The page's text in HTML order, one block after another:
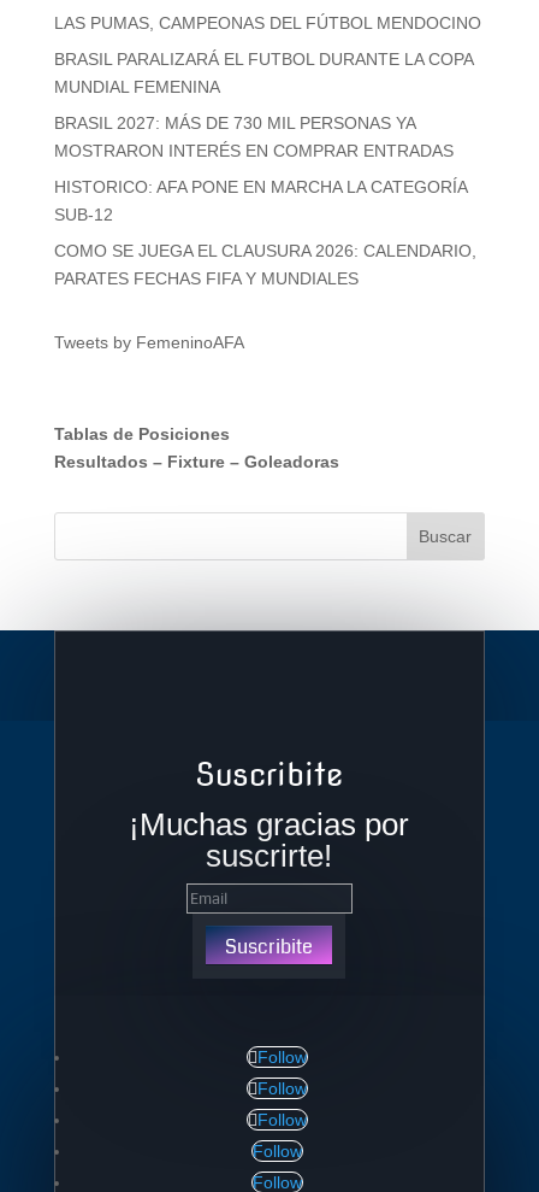
LAS PUMAS, CAMPEONAS DEL FÚTBOL MENDOCINO
BRASIL PARALIZARÁ EL FUTBOL DURANTE LA COPA
MUNDIAL FEMENINA
BRASIL 2027: MÁS DE 730 MIL PERSONAS YA
MOSTRARON INTERÉS EN COMPRAR ENTRADAS
HISTORICO: AFA PONE EN MARCHA LA CATEGORÍA
SUB-12
COMO SE JUEGA EL CLAUSURA 2026: CALENDARIO,
PARATES FECHAS FIFA Y MUNDIALES
Tweets by FemeninoAFA
Tablas de Posiciones
Resultados – Fixture– Goleadoras
Suscribite
¡Muchas gracias por
suscrirte!
Suscribite
Follow
Follow
Follow
Follow
Follow